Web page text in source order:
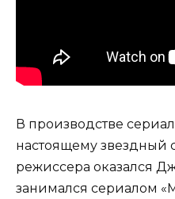
В производстве
настоящему звездный
режиссера оказался
занимался сериалом